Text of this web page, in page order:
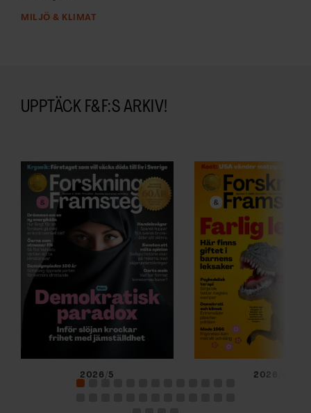
SKRIV I F&F
MILJÖ & KLIMAT
UPPTÄCK F&F:S ARKIV!
2026/5 2026/4